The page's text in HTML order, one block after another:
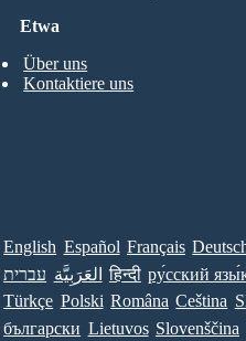
Etwa
Über uns
Kontaktiere uns
English Español Français
עברית العَرَبِيَّة हिन्दी ру́сский
Türkçe Polski Româna Ceština
български Lietuvos Slovenščina